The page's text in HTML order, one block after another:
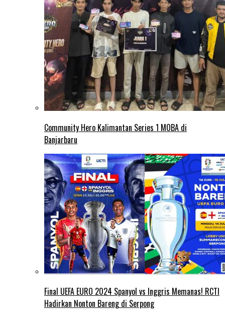
Community Hero Kalimantan Series 1 MOBA di
Banjarbaru
Final UEFA EURO 2024 Spanyol vs Inggris Memanas! RCTI
Hadirkan Nonton Bareng di Serpong